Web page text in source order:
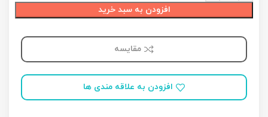
افزودن به سبد خرید
مقایسه
افزودن به علاقه مندی ها